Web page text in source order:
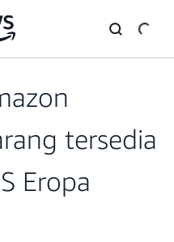
tersedia
Eropa